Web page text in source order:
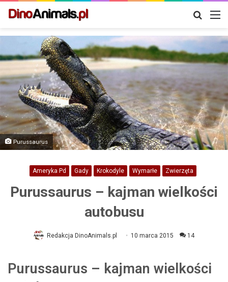
Szukaj
Purussaurus
Ameryka Pd Gady Krokodyle Wymarłe Zwierzęta
Purussaurus – kajman wielkości
autobusu
Redakcja DinoAnimals.pl 10 marca 2015 14
Purussaurus – kajman wielkości